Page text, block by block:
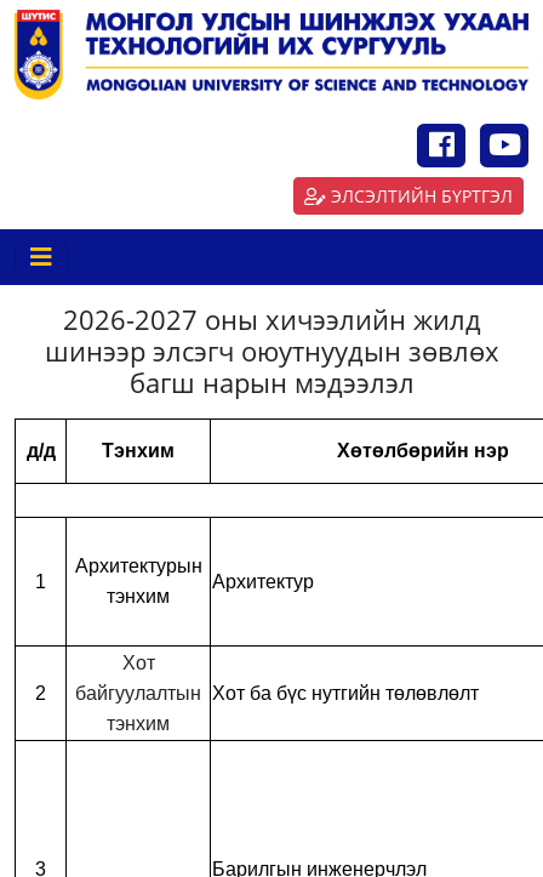
ЭЛСЭЛТИЙН БҮРТГЭЛ
2026-2027 оны хичээлийн жилд
шинээр элсэгч оюутнуудын зөвлөх
багш нарын мэдээлэл
д/д Тэнхим Хөтөлбөрийн нэр
1
Архитектурын
тэнхим
Архитектур
2
Хот
байгуулалтын
тэнхим
Хот ба бүс нутгийн төлөвлөлт
3 Барилгын инженерчлэл